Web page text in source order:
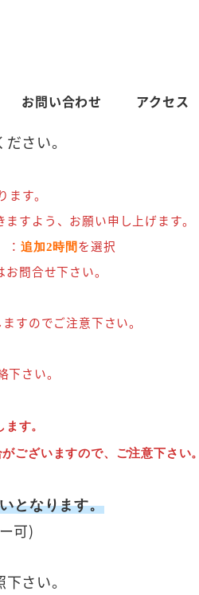
お問い合わせ アクセス
さい。
す。
ますよう、お願い申し上げます。
：追加2時間 を選択
問合せ下さい。
すのでご注意下さい。
下さい。
す。
ございますので、 ご注意下さい。
となります。
可)
さい。